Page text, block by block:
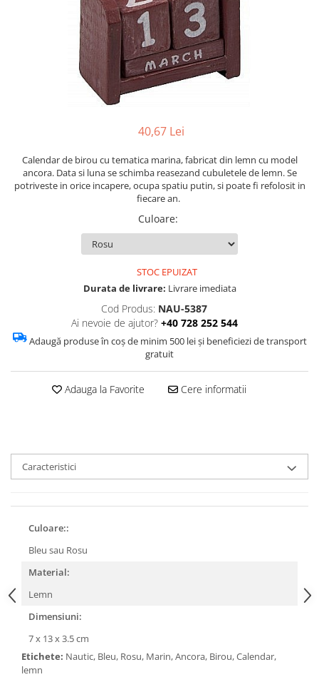
Barci, vapoare, ambarcatiuni
Decoratiuni care se agata
40,67 Lei
Calendar de birou cu tematica marina, fabricat din lemn cu model
ancora. Data si luna se schimba reasezand cubuletele de lemn. Se
potriveste in orice incapere, ocupa spatiu putin, si poate fi refolosit in
fiecare an.
Culoare:
STOC EPUIZAT
Durata de livrare: Livrare imediata
Cod Produs: NAU-5387
Ai nevoie de ajutor? +40 728 252 544
Adaugă produse în coș de minim 500 lei și beneficiezi de transport
gratuit
Adauga la Favorite Cere informatii
Caracteristici
Culoare::
Bleu sau Rosu
Material:
Lemn
Dimensiuni:
7 x 13 x 3.5 cm
Etichete: Nautic, Bleu, Rosu, Marin, Ancora, Birou, Calendar,
lemn